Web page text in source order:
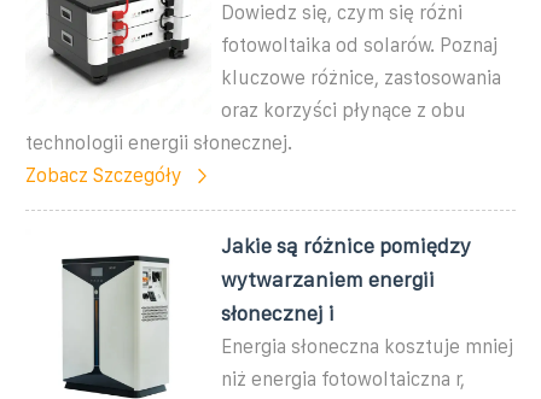
Dowiedz się, czym się różni
fotowoltaika od solarów. Poznaj
kluczowe różnice, zastosowania
oraz korzyści płynące z obu
technologii energii słonecznej.
Zobacz Szczegóły
Jakie są różnice pomiędzy
wytwarzaniem energii
słonecznej i
Energia słoneczna kosztuje mniej
niż energia fotowoltaiczna r,